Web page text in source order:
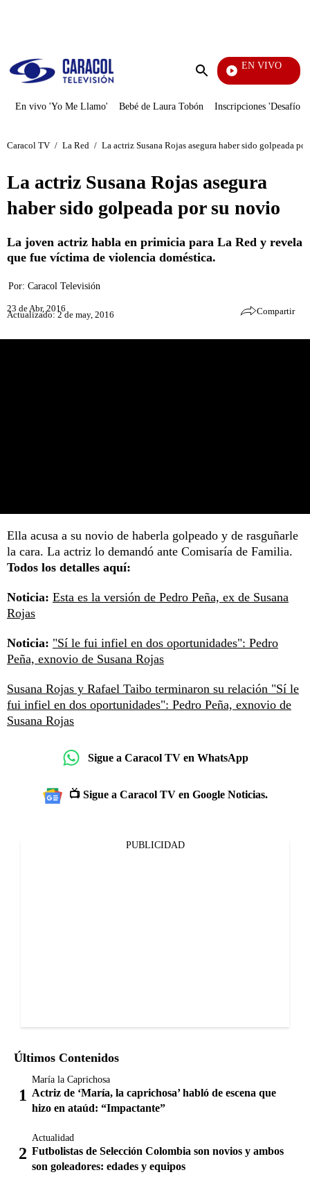
Enviar
EN VIVO
Noticias Caracol
En vivo 'Yo Me Llamo' Bebé de Laura Tobón Inscripciones 'Desafío'
Caracol TV / La Red / La actriz Susana Rojas asegura haber sido golpeada
La actriz Susana Rojas asegura
haber sido golpeada por su novio
La joven actriz habla en primicia para La Red y revela
que fue víctima de violencia doméstica.
Por: Caracol Televisión
23 de Abr, 2016
Actualizado: 2 de may, 2016 Compartir
Ella acusa a su novio de haberla golpeado y de rasguñarle
la cara. La actriz lo demandó ante Comisaría de Familia.
Todos los detalles aquí:
Noticia: Esta es la versión de Pedro Peña, ex de Susana
Rojas
Noticia: "Sí le fui infiel en dos oportunidades": Pedro
Peña, exnovio de Susana Rojas
Susana Rojas y Rafael Taibo terminaron su relación "Sí le
fui infiel en dos oportunidades": Pedro Peña, exnovio de
Susana Rojas
Sigue a Caracol TV en WhatsApp
📺 Sigue a Caracol TV en Google Noticias.
PUBLICIDAD
Últimos Contenidos
María la Caprichosa
Actriz de ‘María, la caprichosa’ habló de escena que
hizo en ataúd: “Impactante”
Actualidad
Futbolistas de Selección Colombia son novios y ambos
son goleadores: edades y equipos